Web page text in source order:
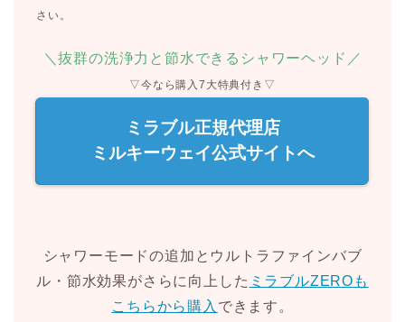
さい。
＼抜群の洗浄力と節水できるシャワーヘッド／
▽今なら購入7大特典付き▽
ミラブル正規代理店
ミルキーウェイ公式サイトへ
シャワーモードの追加とウルトラファインバブ
ル・節水効果がさらに向上した ミラブルZEROも
こちらから購入 できます。